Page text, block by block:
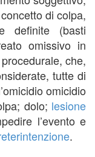
di colpa,
definite (basti
omissivo in
che,
tutte di
omicidio
dolo; lesione
l’evento e
.